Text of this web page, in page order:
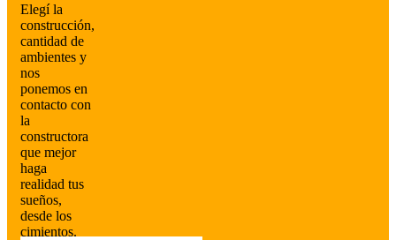
Elegí la
construcción,
cantidad de
ambientes y
nos
ponemos en
contacto con
la
constructora
que mejor
haga
realidad tus
sueños,
desde los
cimientos.